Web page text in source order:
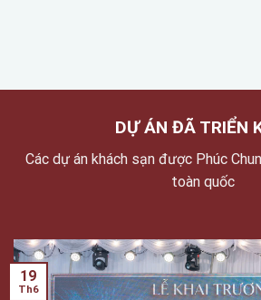
DỰ ÁN ĐÃ TRIỂN
Các dự án khách sạn được Phúc
toàn quốc
19
Th6